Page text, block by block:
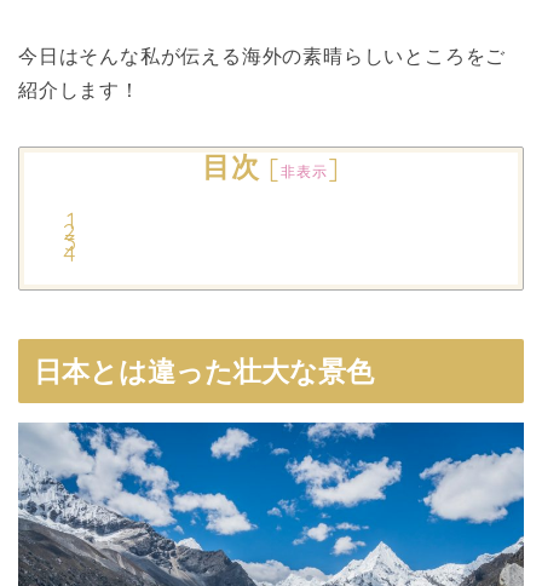
今日はそんな私が伝える海外の素晴らしいところをご
紹介します！
目次 [非表示]
日本とは違った壮大な景色